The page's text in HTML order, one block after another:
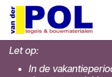
Overslaan naar inhoud
Let op:
In de